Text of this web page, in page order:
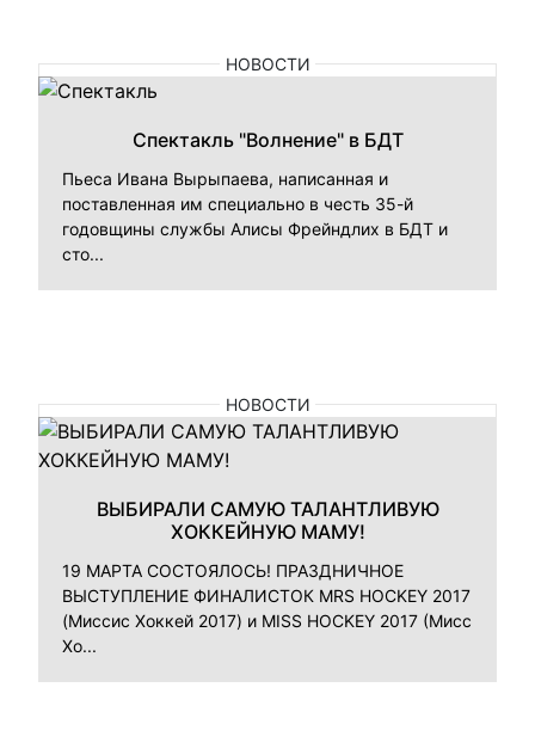
НОВОСТИ
Спектакль "Волнение" в БДТ
Пьеса Ивана Вырыпаева, написанная и
поставленная им специально в честь 35-й
годовщины службы Алисы Фрейндлих в БДТ и
сто...
НОВОСТИ
ВЫБИРАЛИ САМУЮ ТАЛАНТЛИВУЮ
ХОККЕЙНУЮ МАМУ!
19 МАРТА СОСТОЯЛОСЬ! ПРАЗДНИЧНОЕ
ВЫСТУПЛЕНИЕ ФИНАЛИСТОК MRS HOCKEY 2017
(Миссис Хоккей 2017) и MISS HOCKEY 2017 (Мисс
Хо...